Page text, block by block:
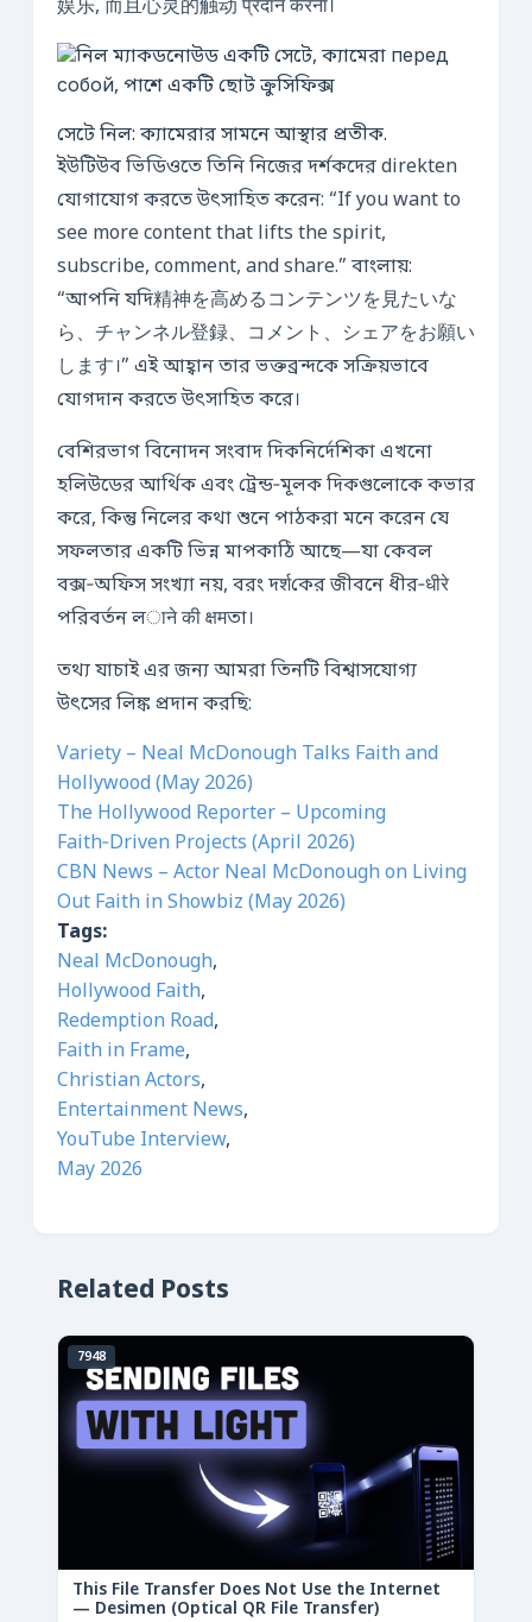
娱乐, 而且心灵的触动 प्रदान करना।
সেটে নিল: ক্যামেরার সামনে আস্থার প্রতীক.
ইউটিউব ভিডিওতে তিনি নিজের দর্শকদের direkten
যোগাযোগ করতে উৎসাহিত করেন: “If you want to
see more content that lifts the spirit,
subscribe, comment, and share.” বাংলায়:
“আপনি যদি精神を高めるコンテンツを見たいな
ら、チャンネル登録、コメント、シェアをお願い
します।” এই আহ্বান তার ভক্তব্রন্দকে সক্রিয়ভাবে
যোগদান করতে উৎসাহিত করে।
বেশিরভাগ বিনোদন সংবাদ দিকনির্দেশিকা এখনো
হলিউডের আর্থিক এবং ট্রেন্ড‑মূলক দিকগুলোকে কভার
করে, কিন্তু নিলের কথা শুনে পাঠকরা মনে করেন যে
সফলতার একটি ভিন্ন মাপকাঠি আছে—যা কেবল
বক্স‑অফিস সংখ্যা নয়, বরং দर्शকের জীবনে ধীর‑धीरे
পরিবর্তন লाने की क्षमতা।
তথ্য যাচাই এর জন্য আমরা তিনটি বিশ্বাসযোগ্য
উৎসের লিঙ্ক প্রদান করছি:
Variety – Neal McDonough Talks Faith and
Hollywood (May 2026)
The Hollywood Reporter – Upcoming
Faith‑Driven Projects (April 2026)
CBN News – Actor Neal McDonough on Living
Out Faith in Showbiz (May 2026)
Tags:
Neal McDonough,
Hollywood Faith,
Redemption Road,
Faith in Frame,
Christian Actors,
Entertainment News,
YouTube Interview,
May 2026
Related Posts
7948
This File Transfer Does Not Use the Internet
— Desimen (Optical QR File Transfer)